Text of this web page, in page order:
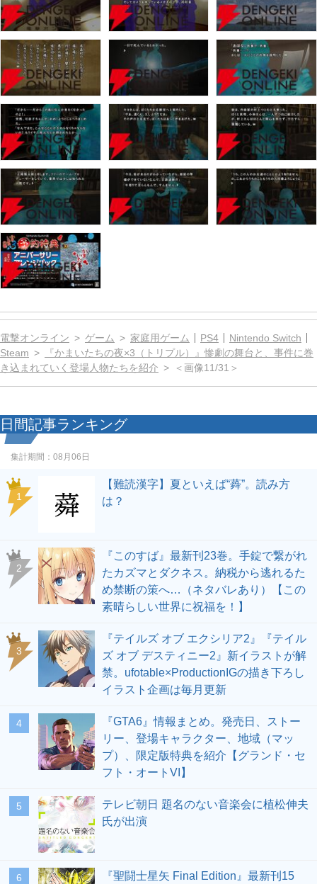
電撃オンライン ゲーム 家庭用ゲーム PS4
Nintendo Switch
Steam
『かまいたちの夜×3（トリプル）』惨劇の舞台と、事件に巻
き込まれていく登場人物たちを紹介
＜画像11/31＞
日間記事ランキング
集計期間： 08月06日
1
【難読漢字】夏といえば“蕣”。読み方
は？
2
『このすば』最新刊23巻。手錠で繋がれ
たカズマとダクネス。納税から逃れるた
め禁断の策へ…（ネタバレあり）【この
素晴らしい世界に祝福を！】
3
『テイルズ オブ エクシリア2』『テイル
ズ オブ デスティニー2』新イラストが解
禁。ufotable×ProductionIGの描き下ろし
イラスト企画は毎月更新
4
『GTA6』情報まとめ。発売日、ストー
リー、登場キャラクター、地域（マッ
プ）、限定版特典を紹介【グランド・セ
フト・オートVI】
5
テレビ朝日 題名のない音楽会に植松伸夫
氏が出演
6 『聖闘士星矢 Final Edition』最新刊15